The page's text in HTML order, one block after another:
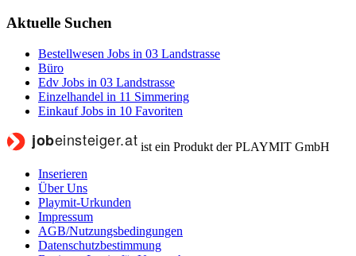
Aktuelle Suchen
Bestellwesen Jobs in 03 Landstrasse
Büro
Edv Jobs in 03 Landstrasse
Einzelhandel in 11 Simmering
Einkauf Jobs in 10 Favoriten
ist ein Produkt der PLAYMIT GmbH
Inserieren
Über Uns
Playmit-Urkunden
Impressum
AGB/Nutzungsbedingungen
Datenschutzbestimmung